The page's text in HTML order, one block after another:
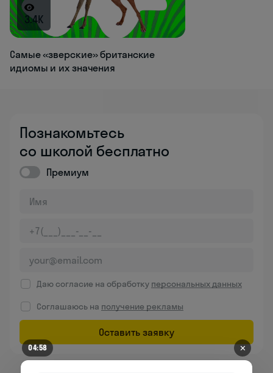
3.4K
Самые «зверские» британские
идиомы и их значения
Познакомьтесь
со школой бесплатно
Премиум
Даю согласие на обработку персональных данных
Соглашаюсь на получение рекламы
Оставить заявку
04:58 ✕